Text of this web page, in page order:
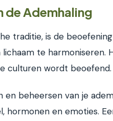
de Ademhaling
traditie, is de
te harmoniseren.
culturen wordt beoefend.
beheersen van je
hormonen en emoties.